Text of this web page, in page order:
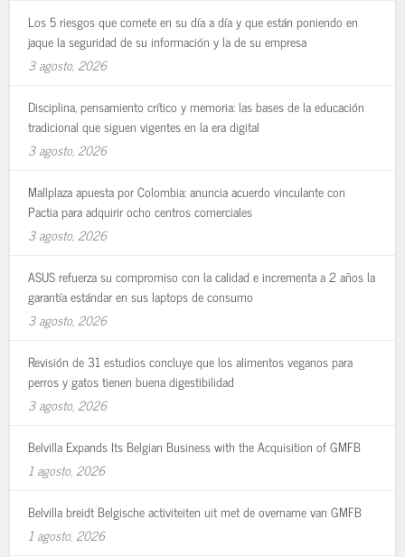
Los 5 riesgos que comete en su día a día y que están poniendo en
jaque la seguridad de su información y la de su empresa
3 agosto, 2026
Disciplina, pensamiento crítico y memoria: las bases de la educación
tradicional que siguen vigentes en la era digital
3 agosto, 2026
Mallplaza apuesta por Colombia: anuncia acuerdo vinculante con
Pactia para adquirir ocho centros comerciales
3 agosto, 2026
ASUS refuerza su compromiso con la calidad e incrementa a 2 años la
garantía estándar en sus laptops de consumo
3 agosto, 2026
Revisión de 31 estudios concluye que los alimentos veganos para
perros y gatos tienen buena digestibilidad
3 agosto, 2026
Belvilla Expands Its Belgian Business with the Acquisition of GMFB
1 agosto, 2026
Belvilla breidt Belgische activiteiten uit met de overname van GMFB
1 agosto, 2026